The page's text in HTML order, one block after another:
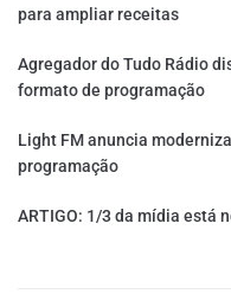
para ampliar receitas
Agregador do Tudo Rádio
formato de programação
Light FM anuncia
programação
ARTIGO: 1/3 da mídia está